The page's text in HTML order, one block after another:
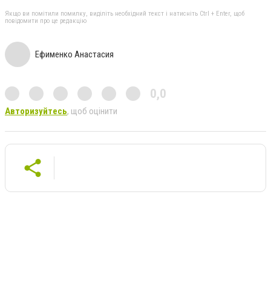
Якщо ви помітили помилку, виділіть необхідний текст і натисніть Ctrl + Enter, щоб
повідомити про це редакцію
Ефименко Анастасия
0,0
Авторизуйтесь, щоб оцінити